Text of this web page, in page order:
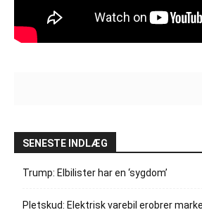
SENESTE INDLÆG
Trump: Elbilister har en ‘sygdom’
Pletskud: Elektrisk varebil erobrer